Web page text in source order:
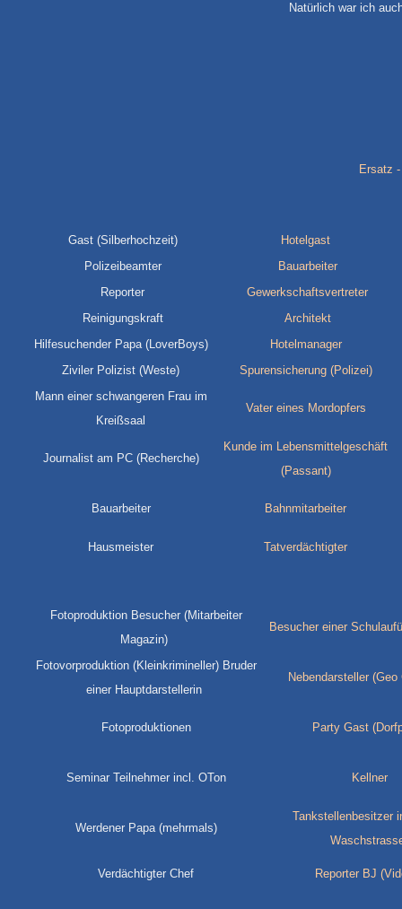
Natürlich war ich
Ersatz
Gast (Silberhochzeit)
Hotelgast
Polizeibeamter
Bauarbeiter
Reporter
Gewerkschaftsvertreter
Reinigungskraft
Architekt
Hilfesuchender Papa (LoverBoys)
Hotelmanager
Ziviler Polizist (Weste)
Spurensicherung (Polizei)
Mann einer schwangeren Frau im
Kreißsaal
Vater eines Mordopfers
Journalist am PC (Recherche)
Kunde im Lebensmittelgeschäft
(Passant)
Bauarbeiter Bahnmitarbeiter
Hausmeister Tatverdächtigter
Fotoproduktion Besucher (Mitarbeiter
Magazin)
Besucher einer
Fotovorproduktion (Kleinkrimineller) Bruder
einer Hauptdarstellerin
Nebendarsteller (Geo
Fotoproduktionen Party Gast
Seminar Teilnehmer incl. OTon Kellner
Werdener Papa (mehrmals)
Tankstellenbesitzer
Verdächtigter Chef Reporter BJ